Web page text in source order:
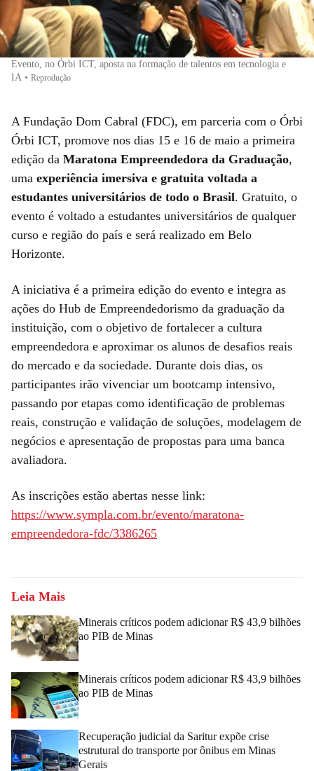
Evento, no Órbi ICT, aposta na formação de talentos em tecnologia e
IA • Reprodução
A Fundação Dom Cabral (FDC), em parceria com o Órbi
Órbi ICT, promove nos dias 15 e 16 de maio a primeira
edição da Maratona Empreendedora da Graduação,
uma experiência imersiva e gratuita voltada a
estudantes universitários de todo o Brasil. Gratuito, o
evento é voltado a estudantes universitários de qualquer
curso e região do país e será realizado em Belo
Horizonte.
A iniciativa é a primeira edição do evento e integra as
ações do Hub de Empreendedorismo da graduação da
instituição, com o objetivo de fortalecer a cultura
empreendedora e aproximar os alunos de desafios reais
do mercado e da sociedade. Durante dois dias, os
participantes irão vivenciar um bootcamp intensivo,
passando por etapas como identificação de problemas
reais, construção e validação de soluções, modelagem de
negócios e apresentação de propostas para uma banca
avaliadora.
As inscrições estão abertas nesse link:
https://www.sympla.com.br/evento/maratona-
empreendedora-fdc/3386265
Leia Mais
Minerais críticos podem adicionar R$ 43,9 bilhões
ao PIB de Minas
Minerais críticos podem adicionar R$ 43,9 bilhões
ao PIB de Minas
Recuperação judicial da Saritur expõe crise
estrutural do transporte por ônibus em Minas
Gerais